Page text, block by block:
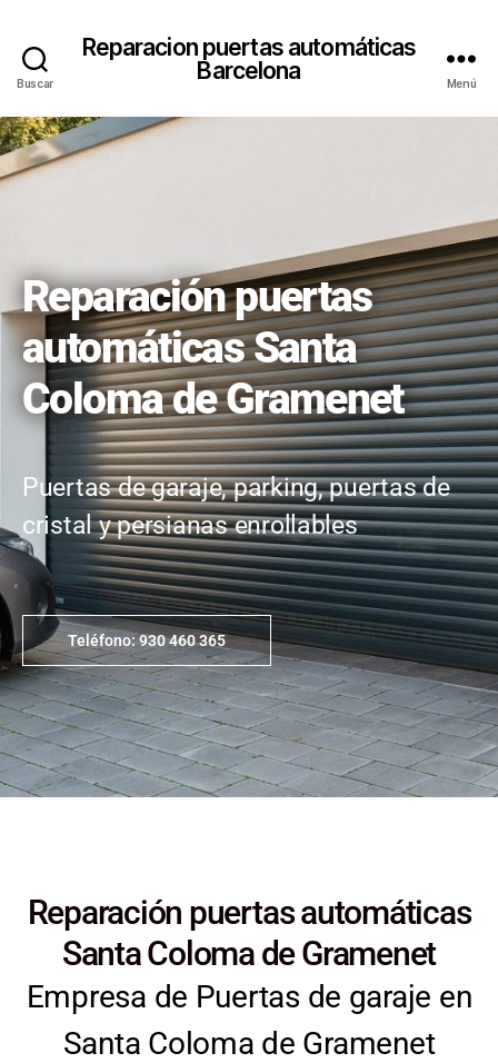
Buscar
Reparacion puertas automáticas
Barcelona
Menú
Reparación puertas
automáticas Santa
Coloma de Gramenet
Puertas de garaje, parking, puertas de
cristal y persianas enrollables
Teléfono: 930 460 365
Reparación puertas automáticas
Santa Coloma de Gramenet
Empresa de Puertas de garaje en
Santa Coloma de Gramenet